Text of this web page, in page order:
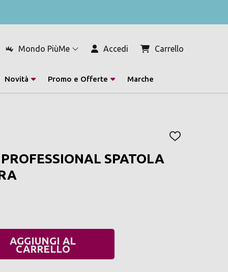
Mondo PiùMe Accedi Carrello
Novità Promo e Offerte Marche
AGGIUNGI
SPATOLA
AGGIUNGI AL
CARRELLO